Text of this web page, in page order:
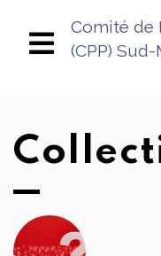
Comité de
(CPP)